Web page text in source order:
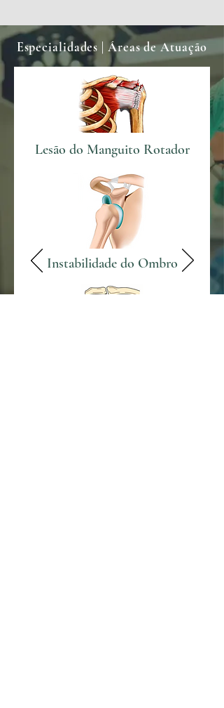
Especialidades | Áreas de Atuação
Lesão do Manguito Rotador
Instabilidade do Ombro